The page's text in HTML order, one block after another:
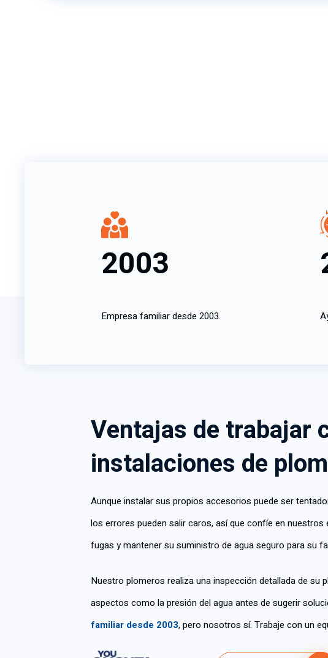
2003
Empresa familiar desde 2003.
Ventajas de trabajar
instalaciones de
Aunque instalar sus propios accesorios puede ser
los errores pueden salir caros, así que confíe en
fugas y mantener su suministro de agua seguro para su
Nuestro plomeros realiza una inspección detallada de
aspectos como la presión del agua antes de sugerir
familiar desde 2003, pero nosotros sí. Trabaje con un